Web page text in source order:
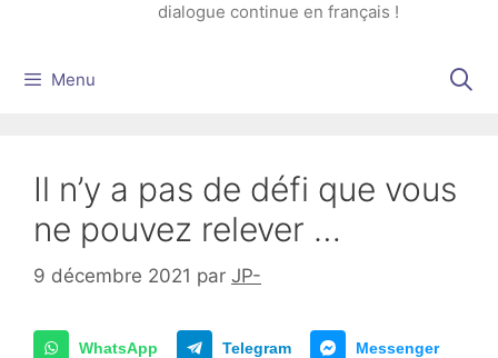
dialogue continue en français !
Menu
Il n’y a pas de défi que vous
ne pouvez relever …
9 décembre 2021 par JP-
WhatsApp Telegram Messenger